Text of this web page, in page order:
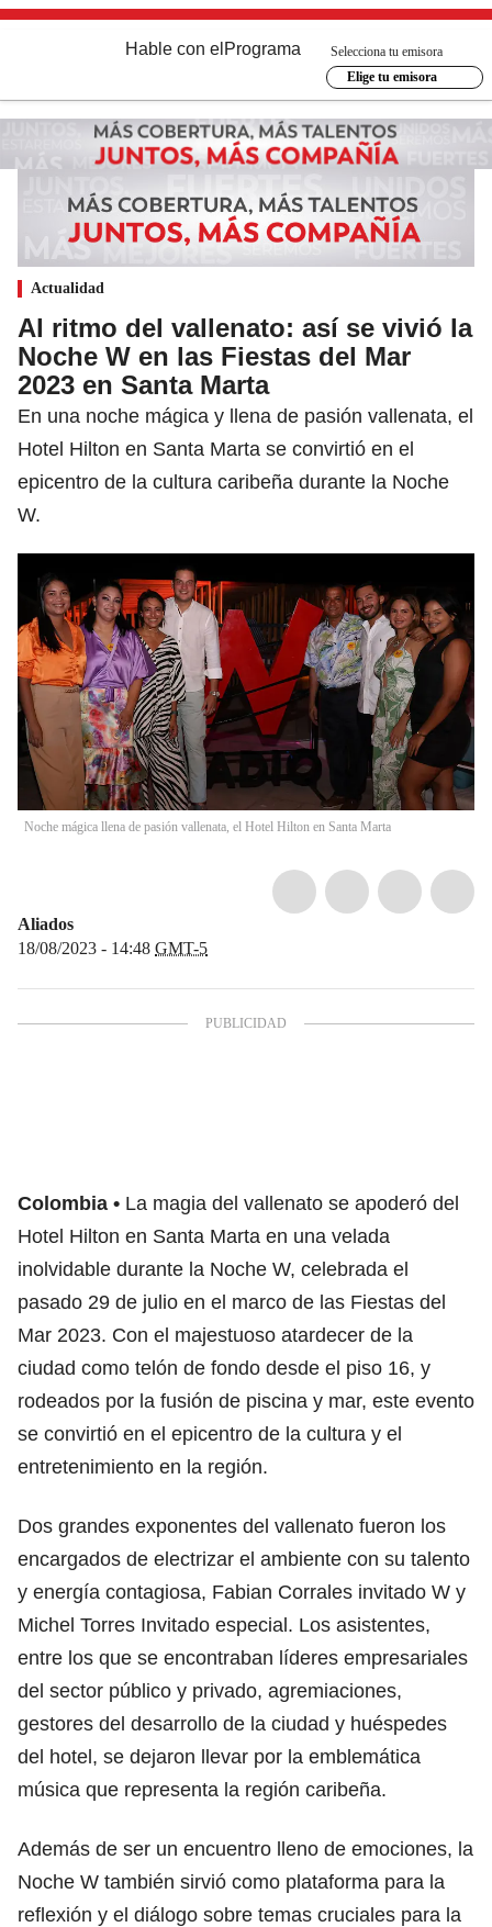
Hable con el Programa
Selecciona tu emisora
Elige tu emisora
Actualidad
Al ritmo del vallenato: así se vivió la
Noche W en las Fiestas del Mar
2023 en Santa Marta
En una noche mágica y llena de pasión vallenata, el
Hotel Hilton en Santa Marta se convirtió en el
epicentro de la cultura caribeña durante la Noche
W.
Noche mágica llena de pasión vallenata, el Hotel Hilton en Santa Marta
Aliados
18/08/2023 - 14:48 GMT-5
Colombia
La magia del vallenato se apoderó del
Hotel Hilton en Santa Marta en una velada
inolvidable durante la Noche W, celebrada el
pasado 29 de julio en el marco de las Fiestas del
Mar 2023. Con el majestuoso atardecer de la
ciudad como telón de fondo desde el piso 16, y
rodeados por la fusión de piscina y mar, este evento
se convirtió en el epicentro de la cultura y el
entretenimiento en la región.
Dos grandes exponentes del vallenato fueron los
encargados de electrizar el ambiente con su talento
y energía contagiosa, Fabian Corrales invitado W y
Michel Torres Invitado especial. Los asistentes,
entre los que se encontraban líderes empresariales
del sector público y privado, agremiaciones,
gestores del desarrollo de la ciudad y huéspedes
del hotel, se dejaron llevar por la emblemática
música que representa la región caribeña.
Además de ser un encuentro lleno de emociones, la
Noche W también sirvió como plataforma para la
reflexión y el diálogo sobre temas cruciales para la